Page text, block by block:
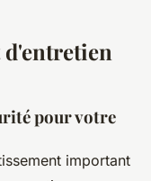
pour votre
important